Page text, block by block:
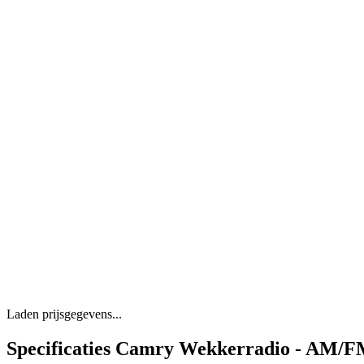
Laden prijsgegevens...
Specificaties Camry Wekkerradio - AM/